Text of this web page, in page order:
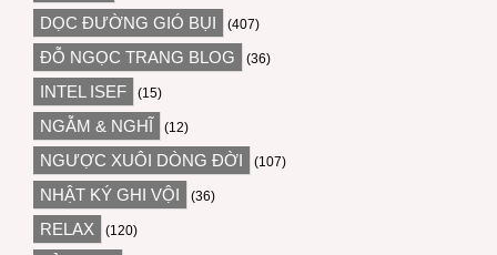
DỌC ĐƯỜNG GIÓ BỤI (407)
ĐỖ NGỌC TRANG BLOG (36)
INTEL ISEF (15)
NGẪM & NGHĨ (12)
NGƯỢC XUÔI DÒNG ĐỜI (107)
NHẬT KÝ GHI VỘI (36)
RELAX (120)